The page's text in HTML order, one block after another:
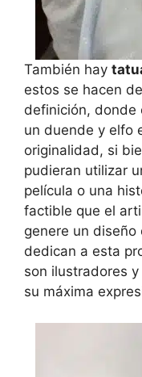
También hay
estos se hacen
definición, donde
un duende y elfo
originalidad, si
pudieran utilizar
película o una
factible que el
genere un diseño
dedican a esta
son ilustradores
su máxima